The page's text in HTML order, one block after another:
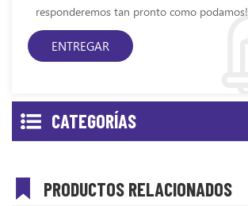
responderemos tan pronto como podamos!
CATEGORÍAS
PRODUCTOS RELACIONADOS